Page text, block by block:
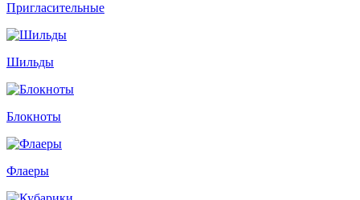
Пригласительные
Шильды
Блокноты
Флаеры